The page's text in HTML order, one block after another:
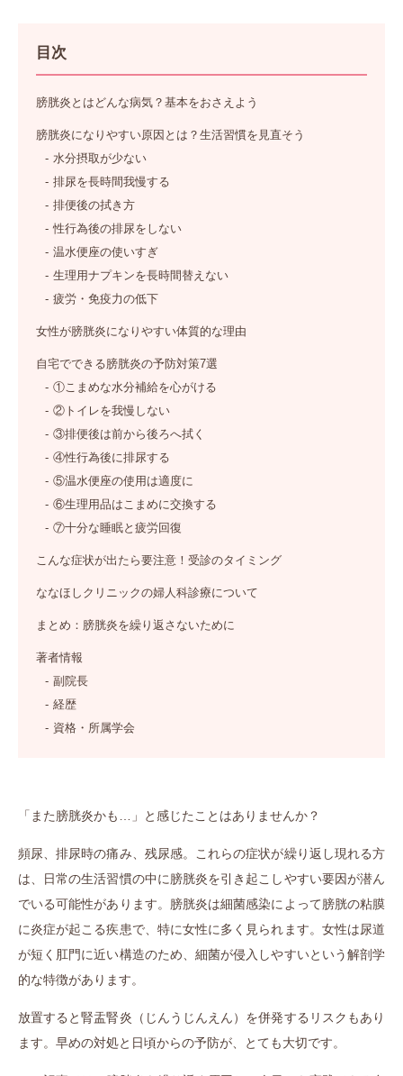
目次
膀胱炎とはどんな病気？基本をおさえよう
膀胱炎になりやすい原因とは？生活習慣を見直そう
水分摂取が少ない
排尿を長時間我慢する
排便後の拭き方
性行為後の排尿をしない
温水便座の使いすぎ
生理用ナプキンを長時間替えない
疲労・免疫力の低下
女性が膀胱炎になりやすい体質的な理由
自宅でできる膀胱炎の予防対策7選
①こまめな水分補給を心がける
②トイレを我慢しない
③排便後は前から後ろへ拭く
④性行為後に排尿する
⑤温水便座の使用は適度に
⑥生理用品はこまめに交換する
⑦十分な睡眠と疲労回復
こんな症状が出たら要注意！受診のタイミング
ななほしクリニックの婦人科診療について
まとめ：膀胱炎を繰り返さないために
著者情報
副院長
経歴
資格・所属学会
「また膀胱炎かも…」と感じたことはありませんか？
頻尿、排尿時の痛み、残尿感。これらの症状が繰り返し現れる方
は、日常の生活習慣の中に膀胱炎を引き起こしやすい要因が潜ん
でいる可能性があります。膀胱炎は細菌感染によって膀胱の粘膜
に炎症が起こる疾患で、特に女性に多く見られます。女性は尿道
が短く肛門に近い構造のため、細菌が侵入しやすいという解剖学
的な特徴があります。
放置すると腎盂腎炎（じんうじんえん）を併発するリスクもあり
ます。早めの対処と日頃からの予防が、とても大切です。